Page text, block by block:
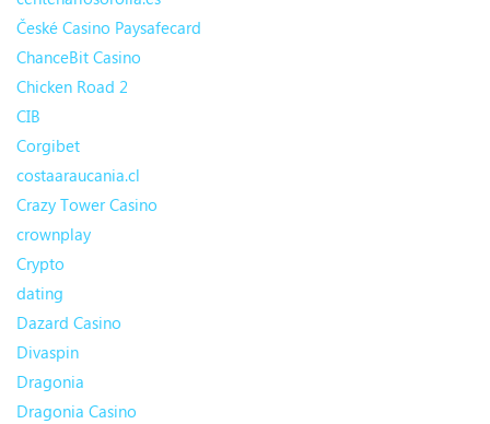
České Casino Paysafecard
ChanceBit Casino
Chicken Road 2
CIB
Corgibet
costaaraucania.cl
Crazy Tower Сasino
crownplay
Crypto
dating
Dazard Casino
Divaspin
Dragonia
Dragonia Casino